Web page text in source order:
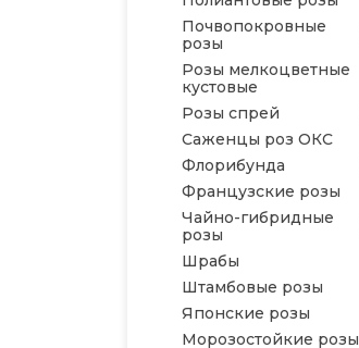
Почвопокровные
розы
Розы мелкоцветные
кустовые
Розы спрей
Саженцы роз ОКС
Флорибунда
Французские розы
Чайно-гибридные
розы
Шрабы
Штамбовые розы
Японские розы
Морозостойкие розы